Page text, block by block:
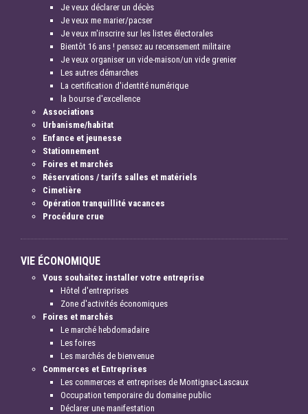
Je veux déclarer un décès
Je veux me marier/pacser
Je veux m'inscrire sur les listes électorales
Bientôt 16 ans ! pensez au recensement militaire
Je veux organiser un vide-maison/un vide grenier
Les autres démarches
La certification d'identité numérique
la bourse d'excellence
Associations
Urbanisme/habitat
Enfance et jeunesse
Stationnement
Foires et marchés
Réservations / tarifs salles et matériels
Cimetière
Opération tranquillité vacances
Procédure crue
VIE ÉCONOMIQUE
Vous souhaitez installer votre entreprise
Hôtel d'entreprises
Zone d'activités économiques
Foires et marchés
Le marché hebdomadaire
Les foires
Les marchés de bienvenue
Commerces et Entreprises
Les commerces et entreprises de Montignac-Lascaux
Occupation temporaire du domaine public
Déclarer une manifestation